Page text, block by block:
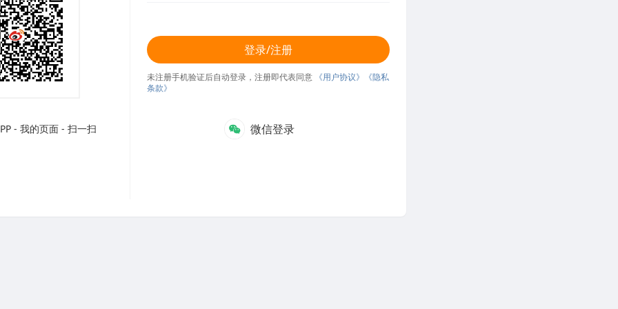
- 我的页面 - 扫一扫
登录/注册
未注册手机验证后自动登录，注册即代表同意 《用户协议》
《隐私
条款》
微信登录